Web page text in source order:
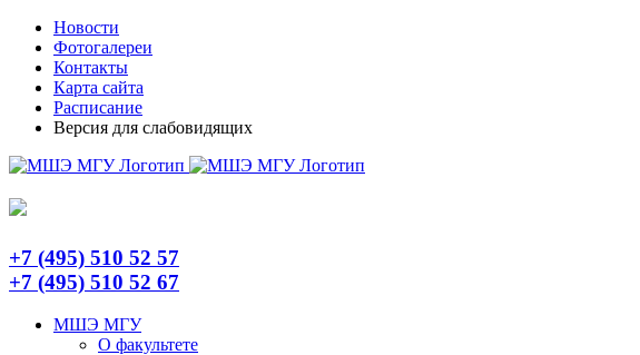
Skip
content
TelegramНовости
Фотогалереи
Контакты
Карта сайта
Расписание
Версия для слабовидящих
+7 (495) 510 52 57
+7 (495) 510 52 67
МШЭ МГУ
О факультете